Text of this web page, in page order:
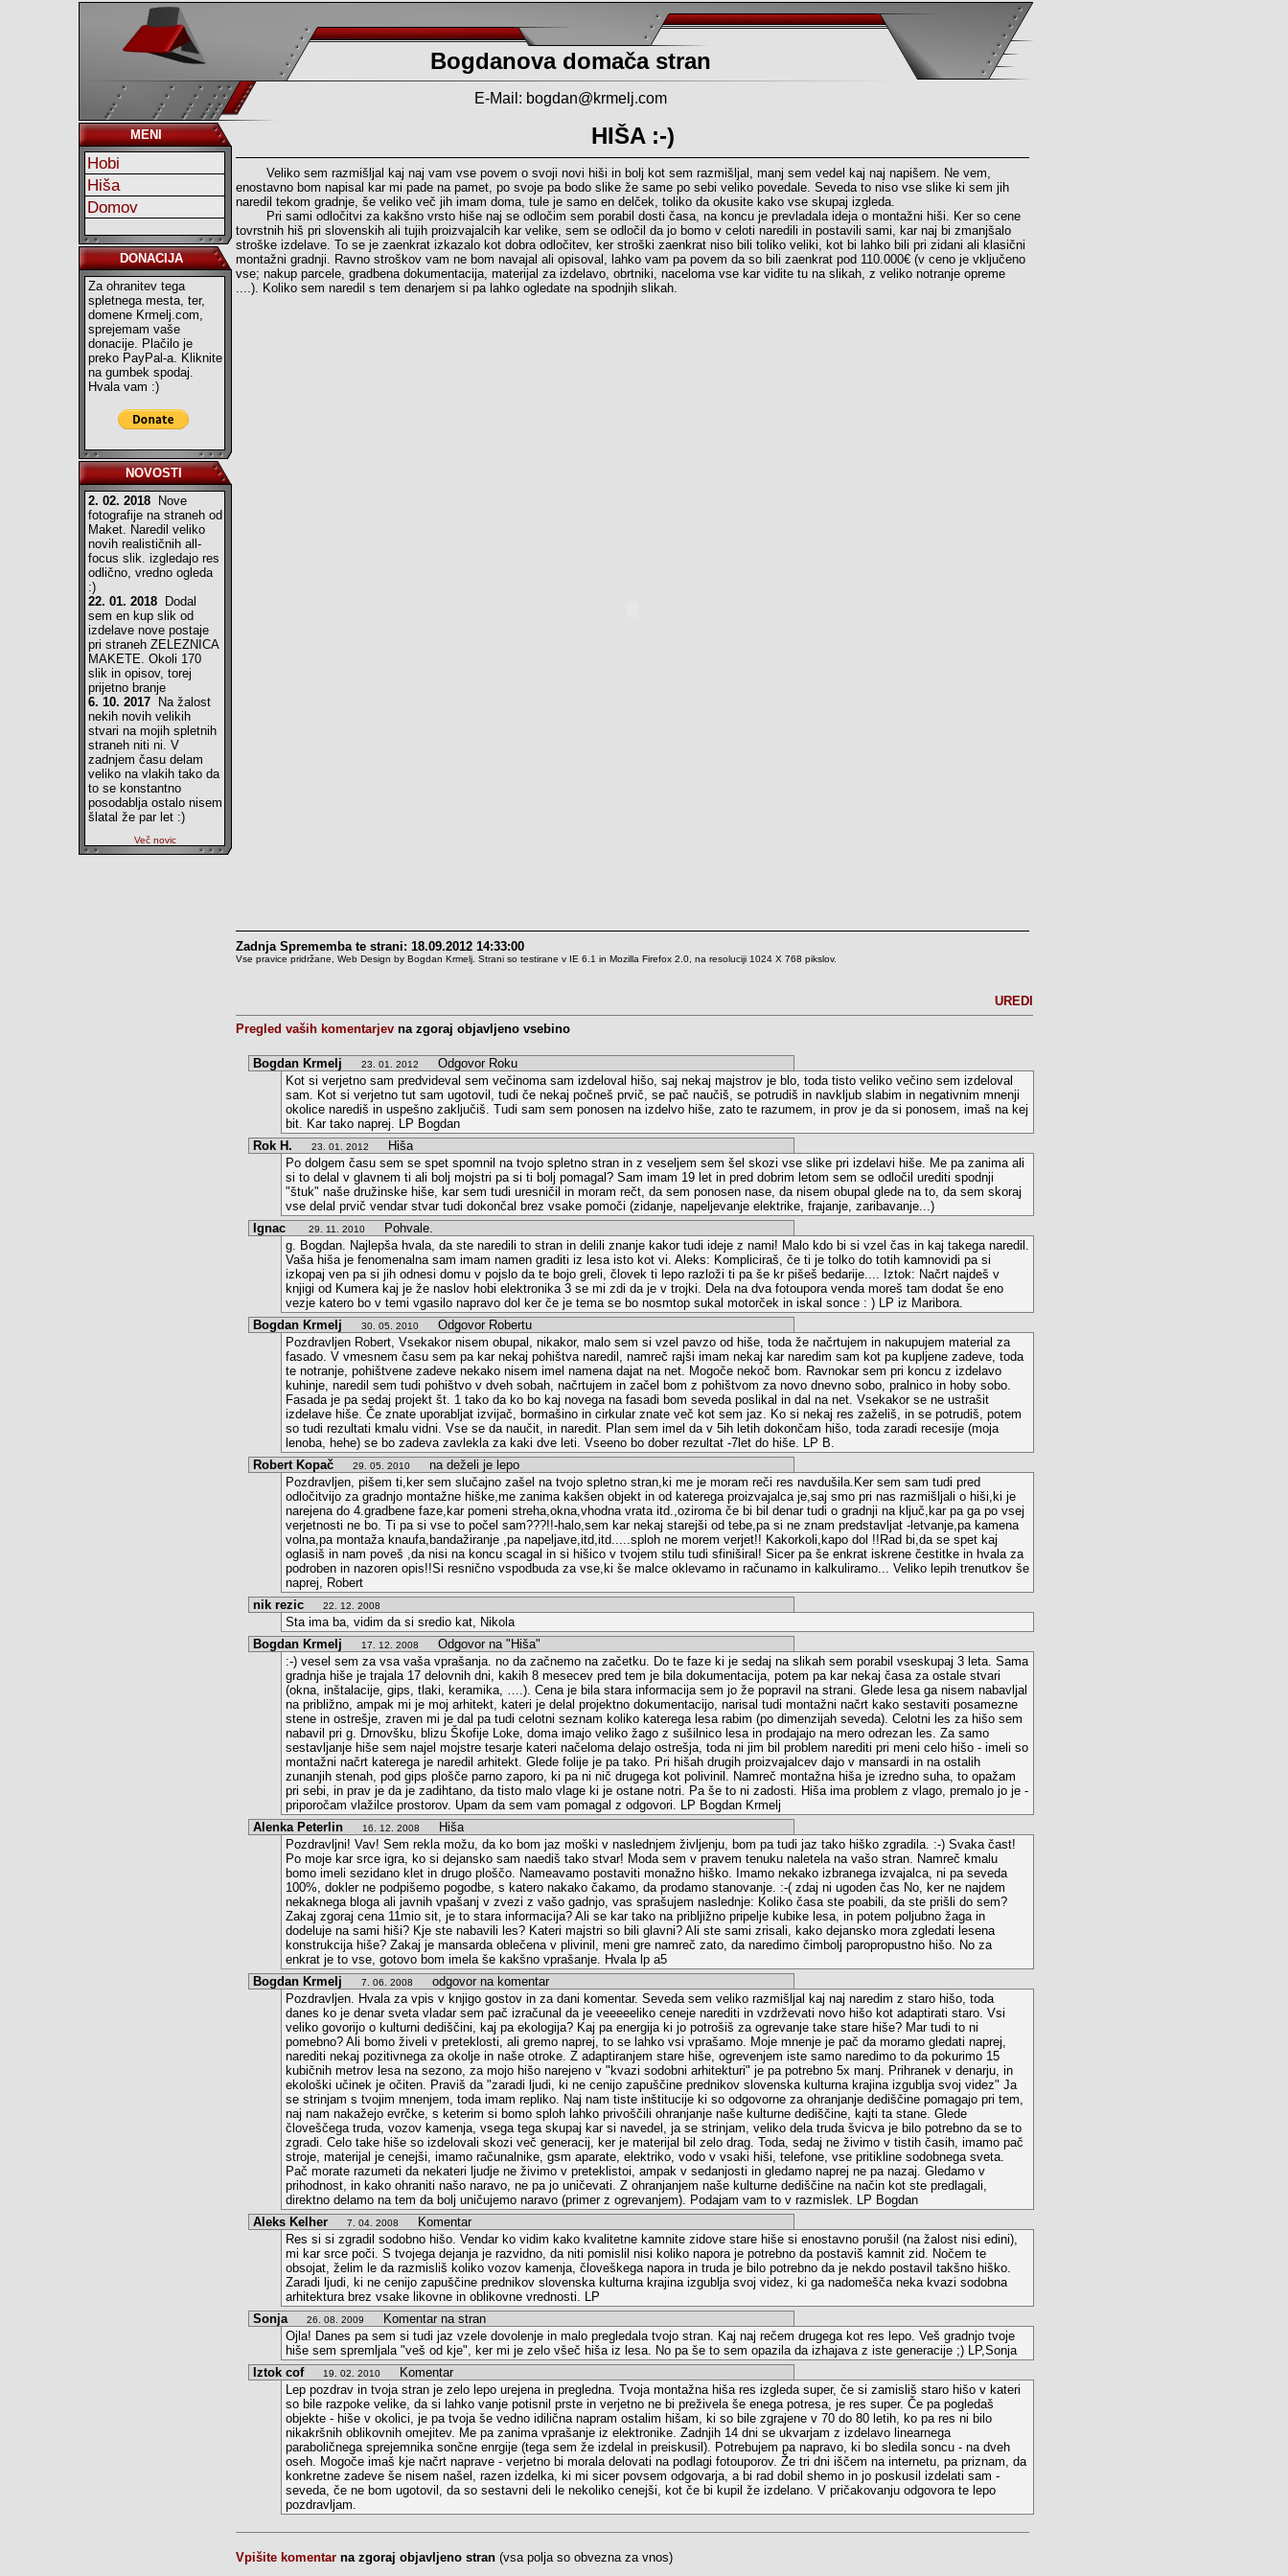
Bogdanova domača stran
E-Mail: bogdan@krmelj.com
MENI
Hobi
Hiša
Domov
DONACIJA
Za ohranitev tega
spletnega mesta, ter,
domene Krmelj.com,
sprejemam vaše
donacije. Plačilo je
preko PayPal-a. Kliknite
na gumbek spodaj.
Hvala vam :)
NOVOSTI
2. 02. 2018
Nove
fotografije na straneh od
Maket. Naredil veliko
novih realističnih all-
focus slik. izgledajo res
odlično, vredno ogleda
:)
22. 01. 2018
Dodal
sem en kup slik od
izdelave nove postaje
pri straneh ZELEZNICA
MAKETE. Okoli 170
slik in opisov, torej
prijetno branje
6. 10. 2017
Na žalost
nekih novih velikih
stvari na mojih spletnih
straneh niti ni. V
zadnjem času delam
veliko na vlakih tako da
to se konstantno
posodablja ostalo nisem
šlatal že par let :)
Več novic
HIŠA :-)
Veliko sem razmišljal kaj naj vam vse povem o svoji novi hiši in bolj kot sem razmišljal, manj sem vedel kaj naj napišem. Ne vem,
enostavno bom napisal kar mi pade na pamet, po svoje pa bodo slike že same po sebi veliko povedale. Seveda to niso vse slike ki sem jih
naredil tekom gradnje, še veliko več jih imam doma, tule je samo en delček, toliko da okusite kako vse skupaj izgleda.
Pri sami odločitvi za kakšno vrsto hiše naj se odločim sem porabil dosti časa, na koncu je prevladala ideja o montažni hiši. Ker so cene
tovrstnih hiš pri slovenskih ali tujih proizvajalcih kar velike, sem se odločil da jo bomo v celoti naredili in postavili sami, kar naj bi zmanjšalo
stroške izdelave. To se je zaenkrat izkazalo kot dobra odločitev, ker stroški zaenkrat niso bili toliko veliki, kot bi lahko bili pri zidani ali klasični
montažni gradnji. Ravno stroškov vam ne bom navajal ali opisoval, lahko vam pa povem da so bili zaenkrat pod 110.000€ (v ceno je vključeno
vse; nakup parcele, gradbena dokumentacija, materijal za izdelavo, obrtniki, naceloma vse kar vidite tu na slikah, z veliko notranje opreme
....). Koliko sem naredil s tem denarjem si pa lahko ogledate na spodnjih slikah.
Zadnja Sprememba te strani: 18.09.2012 14:33:00
Vse pravice pridržane, Web Design by Bogdan Krmelj. Strani so testirane v IE 6.1 in Mozilla Firefox 2.0, na resoluciji 1024 X 768 pikslov.
UREDI
Pregled vaših komentarjev na zgoraj objavljeno vsebino
Bogdan Krmelj 23. 01. 2012
Odgovor Roku
Kot si verjetno sam predvideval sem večinoma sam izdeloval hišo, saj nekaj majstrov je blo, toda tisto veliko večino sem izdeloval
sam. Kot si verjetno tut sam ugotovil, tudi če nekaj počneš prvič, se pač naučiš, se potrudiš in navkljub slabim in negativnim mnenji
okolice narediš in uspešno zaključiš. Tudi sam sem ponosen na izdelvo hiše, zato te razumem, in prov je da si ponosem, imaš na kej
bit. Kar tako naprej. LP Bogdan
Rok H.
23. 01. 2012
Hiša
Po dolgem času sem se spet spomnil na tvojo spletno stran in z veseljem sem šel skozi vse slike pri izdelavi hiše. Me pa zanima ali
si to delal v glavnem ti ali bolj mojstri pa si ti bolj pomagal? Sam imam 19 let in pred dobrim letom sem se odločil urediti spodnji
"štuk" naše družinske hiše, kar sem tudi uresničil in moram rečt, da sem ponosen nase, da nisem obupal glede na to, da sem skoraj
vse delal prvič vendar stvar tudi dokončal brez vsake pomoči (zidanje, napeljevanje elektrike, frajanje, zaribavanje...)
Ignac
29. 11. 2010
Pohvale.
g. Bogdan. Najlepša hvala, da ste naredili to stran in delili znanje kakor tudi ideje z nami! Malo kdo bi si vzel čas in kaj takega naredil.
Vaša hiša je fenomenalna sam imam namen graditi iz lesa isto kot vi. Aleks: Kompliciraš, če ti je tolko do totih kamnovidi pa si
izkopaj ven pa si jih odnesi domu v pojslo da te bojo greli, človek ti lepo razloži ti pa še kr pišeš bedarije.... Iztok: Načrt najdeš v
knjigi od Kumera kaj je že naslov hobi elektronika 3 se mi zdi da je v trojki. Dela na dva fotoupora venda moreš tam dodat še eno
vezje katero bo v temi vgasilo napravo dol ker če je tema se bo nosmtop sukal motorček in iskal sonce : ) LP iz Maribora.
Bogdan Krmelj
30. 05. 2010
Odgovor Robertu
Pozdravljen Robert, Vsekakor nisem obupal, nikakor, malo sem si vzel pavzo od hiše, toda že načrtujem in nakupujem material za
fasado. V vmesnem času sem pa kar nekaj pohištva naredil, namreč rajši imam nekaj kar naredim sam kot pa kupljene zadeve, toda
te notranje, pohištvene zadeve nekako nisem imel namena dajat na net. Mogoče nekoč bom. Ravnokar sem pri koncu z izdelavo
kuhinje, naredil sem tudi pohištvo v dveh sobah, načrtujem in začel bom z pohištvom za novo dnevno sobo, pralnico in hoby sobo.
Fasada je pa sedaj projekt št. 1 tako da ko bo kaj novega na fasadi bom seveda poslikal in dal na net. Vsekakor se ne ustrašit
izdelave hiše. Če znate uporabljat izvijač, bormašino in cirkular znate več kot sem jaz. Ko si nekaj res zaželiš, in se potrudiš, potem
so tudi rezultati kmalu vidni. Vse se da naučit, in naredit. Plan sem imel da v 5ih letih dokončam hišo, toda zaradi recesije (moja
lenoba, hehe) se bo zadeva zavlekla za kaki dve leti. Vseeno bo dober rezultat -7let do hiše. LP B.
Robert Kopač
29. 05. 2010
na deželi je lepo
Pozdravljen, pišem ti,ker sem slučajno zašel na tvojo spletno stran,ki me je moram reči res navdušila.Ker sem sam tudi pred
odločitvijo za gradnjo montažne hiške,me zanima kakšen objekt in od katerega proizvajalca je,saj smo pri nas razmišljali o hiši,ki je
narejena do 4.gradbene faze,kar pomeni streha,okna,vhodna vrata itd.,oziroma če bi bil denar tudi o gradnji na ključ,kar pa ga po vsej
verjetnosti ne bo. Ti pa si vse to počel sam???!!-halo,sem kar nekaj starejši od tebe,pa si ne znam predstavljat -letvanje,pa kamena
volna,pa montaža knaufa,bandažiranje ,pa napeljave,itd,itd.....sploh ne morem verjet!! Kakorkoli,kapo dol !!Rad bi,da se spet kaj
oglasiš in nam poveš ,da nisi na koncu scagal in si hišico v tvojem stilu tudi sfiniširal! Sicer pa še enkrat iskrene čestitke in hvala za
podroben in nazoren opis!!Si resnično vspodbuda za vse,ki še malce oklevamo in računamo in kalkuliramo... Veliko lepih trenutkov še
naprej, Robert
nik rezic
22. 12. 2008
Sta ima ba, vidim da si sredio kat, Nikola
Bogdan Krmelj
17. 12. 2008
Odgovor na "Hiša"
:-) vesel sem za vsa vaša vprašanja. no da začnemo na začetku. Do te faze ki je sedaj na slikah sem porabil vseskupaj 3 leta. Sama
gradnja hiše je trajala 17 delovnih dni, kakih 8 mesecev pred tem je bila dokumentacija, potem pa kar nekaj časa za ostale stvari
(okna, inštalacije, gips, tlaki, keramika, ….). Cena je bila stara informacija sem jo že popravil na strani. Glede lesa ga nisem nabavljal
na približno, ampak mi je moj arhitekt, kateri je delal projektno dokumentacijo, narisal tudi montažni načrt kako sestaviti posamezne
stene in ostrešje, zraven mi je dal pa tudi celotni seznam koliko katerega lesa rabim (po dimenzijah seveda). Celotni les za hišo sem
nabavil pri g. Drnovšku, blizu Škofije Loke, doma imajo veliko žago z sušilnico lesa in prodajajo na mero odrezan les. Za samo
sestavljanje hiše sem najel mojstre tesarje kateri načeloma delajo ostrešja, toda ni jim bil problem narediti pri meni celo hišo - imeli so
montažni načrt katerega je naredil arhitekt. Glede folije je pa tako. Pri hišah drugih proizvajalcev dajo v mansardi in na ostalih
zunanjih stenah, pod gips plošče parno zaporo, ki pa ni nič drugega kot polivinil. Namreč montažna hiša je izredno suha, to opažam
pri sebi, in prav je da je zadihtano, da tisto malo vlage ki je ostane notri. Pa še to ni zadosti. Hiša ima problem z vlago, premalo jo je -
priporočam vlažilce prostorov. Upam da sem vam pomagal z odgovori. LP Bogdan Krmelj
Alenka Peterlin
16. 12. 2008
Hiša
Pozdravljni! Vav! Sem rekla možu, da ko bom jaz moški v naslednjem življenju, bom pa tudi jaz tako hiško zgradila. :-) Svaka čast!
Po moje kar srce igra, ko si dejansko sam naediš tako stvar! Moda sem v pravem tenuku naletela na vašo stran. Namreč kmalu
bomo imeli sezidano klet in drugo ploščo. Nameavamo postaviti monažno hiško. Imamo nekako izbranega izvajalca, ni pa seveda
100%, dokler ne podpišemo pogodbe, s katero nakako čakamo, da prodamo stanovanje. :-( zdaj ni ugoden čas No, ker ne najdem
nekaknega bloga ali javnih vpašanj v zvezi z vašo gadnjo, vas sprašujem naslednje: Koliko časa ste poabili, da ste prišli do sem?
Zakaj zgoraj cena 11mio sit, je to stara informacija? Ali se kar tako na pribljižno pripelje kubike lesa, in potem poljubno žaga in
dodeluje na sami hiši? Kje ste nabavili les? Kateri majstri so bili glavni? Ali ste sami zrisali, kako dejansko mora zgledati lesena
konstrukcija hiše? Zakaj je mansarda oblečena v plivinil, meni gre namreč zato, da naredimo čimbolj paropropustno hišo. No za
enkrat je to vse, gotovo bom imela še kakšno vprašanje. Hvala lp a5
Bogdan Krmelj
7. 06. 2008
odgovor na komentar
Pozdravljen. Hvala za vpis v knjigo gostov in za dani komentar. Seveda sem veliko razmišljal kaj naj naredim z staro hišo, toda
danes ko je denar sveta vladar sem pač izračunal da je veeeeeliko ceneje narediti in vzdrževati novo hišo kot adaptirati staro. Vsi
veliko govorijo o kulturni dediščini, kaj pa ekologija? Kaj pa energija ki jo potrošiš za ogrevanje take stare hiše? Mar tudi to ni
pomebno? Ali bomo živeli v preteklosti, ali gremo naprej, to se lahko vsi vprašamo. Moje mnenje je pač da moramo gledati naprej,
narediti nekaj pozitivnega za okolje in naše otroke. Z adaptiranjem stare hiše, ogrevenjem iste samo naredimo to da pokurimo 15
kubičnih metrov lesa na sezono, za mojo hišo narejeno v "kvazi sodobni arhitekturi" je pa potrebno 5x manj. Prihranek v denarju, in
ekološki učinek je očiten. Praviš da "zaradi ljudi, ki ne cenijo zapuščine prednikov slovenska kulturna krajina izgublja svoj videz" Ja
se strinjam s tvojim mnenjem, toda imam repliko. Naj nam tiste inštitucije ki so odgovorne za ohranjanje dediščine pomagajo pri tem,
naj nam nakažejo evrčke, s keterim si bomo sploh lahko privoščili ohranjanje naše kulturne dediščine, kajti ta stane. Glede
človeščega truda, vozov kamenja, vsega tega skupaj kar si navedel, ja se strinjam, veliko dela truda švicva je bilo potrebno da se to
zgradi. Celo take hiše so izdelovali skozi več generacij, ker je materijal bil zelo drag. Toda, sedaj ne živimo v tistih časih, imamo pač
stroje, materijal je cenejši, imamo računalnike, gsm aparate, elektriko, vodo v vsaki hiši, telefone, vse pritikline sodobnega sveta.
Pač morate razumeti da nekateri ljudje ne živimo v preteklistoi, ampak v sedanjosti in gledamo naprej ne pa nazaj. Gledamo v
prihodnost, in kako ohraniti našo naravo, ne pa jo uničevati. Z ohranjanjem naše kulturne dediščine na način kot ste predlagali,
direktno delamo na tem da bolj uničujemo naravo (primer z ogrevanjem). Podajam vam to v razmislek. LP Bogdan
Aleks Kelher
7. 04. 2008
Komentar
Res si si zgradil sodobno hišo. Vendar ko vidim kako kvalitetne kamnite zidove stare hiše si enostavno porušil (na žalost nisi edini),
mi kar srce poči. S tvojega dejanja je razvidno, da niti pomislil nisi koliko napora je potrebno da postaviš kamnit zid. Nočem te
obsojat, želim le da razmisliš koliko vozov kamenja, človeškega napora in truda je bilo potrebno da je nekdo postavil takšno hiško.
Zaradi ljudi, ki ne cenijo zapuščine prednikov slovenska kulturna krajina izgublja svoj videz, ki ga nadomešča neka kvazi sodobna
arhitektura brez vsake likovne in oblikovne vrednosti. LP
Sonja
26. 08. 2009
Komentar na stran
Ojla! Danes pa sem si tudi jaz vzele dovolenje in malo pregledala tvojo stran. Kaj naj rečem drugega kot res lepo. Veš gradnjo tvoje
hiše sem spremljala "veš od kje", ker mi je zelo všeč hiša iz lesa. No pa še to sem opazila da izhajava z iste generacije ;) LP,Sonja
Iztok cof
19. 02. 2010
Komentar
Lep pozdrav in tvoja stran je zelo lepo urejena in pregledna. Tvoja montažna hiša res izgleda super, če si zamisliš staro hišo v kateri
so bile razpoke velike, da si lahko vanje potisnil prste in verjetno ne bi preživela še enega potresa, je res super. Če pa pogledaš
objekte - hiše v okolici, je pa tvoja še vedno idilična napram ostalim hišam, ki so bile zgrajene v 70 do 80 letih, ko pa res ni bilo
nikakršnih oblikovnih omejitev. Me pa zanima vprašanje iz elektronike. Zadnjih 14 dni se ukvarjam z izdelavo linearnega
paraboličnega sprejemnika sončne enrgije (tega sem že izdelal in preiskusil). Potrebujem pa napravo, ki bo sledila soncu - na dveh
oseh. Mogoče imaš kje načrt naprave - verjetno bi morala delovati na podlagi fotouporov. Že tri dni iščem na internetu, pa priznam, da
konkretne zadeve še nisem našel, razen izdelka, ki mi sicer povsem odgovarja, a bi rad dobil shemo in jo poskusil izdelati sam -
seveda, če ne bom ugotovil, da so sestavni deli le nekoliko cenejši, kot če bi kupil že izdelano. V pričakovanju odgovora te lepo
pozdravljam.
Vpišite komentar na zgoraj objavljeno stran (vsa polja so obvezna za vnos)